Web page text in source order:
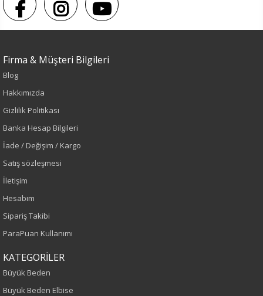
Siyah
İlkbahar-Yaz
Yaş Grubu
Yetişkin
Firma & Müşteri Bilgileri
Blog
Hakkımızda
Gizlilik Politikası
Banka Hesap Bilgileri
İade / Değişim / Kargo
Satış sözleşmesi
İletişim
Hesabım
Sipariş Takibi
ParaPuan Kullanımı
KATEGORİLER
Büyük Beden
Büyük Beden Elbise